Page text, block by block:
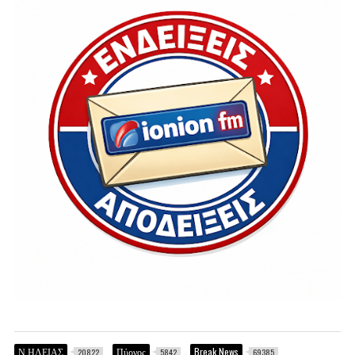
Ν.ΗΛΕΙΑΣ 20822 Πύργος 5842 Break News 69385